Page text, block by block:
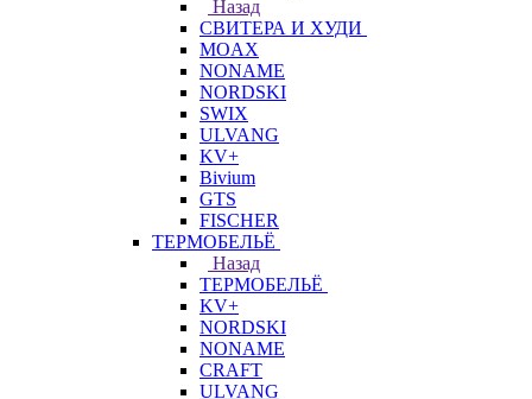
Назад
СВИТЕРА И ХУДИ
MOAX
NONAME
NORDSKI
SWIX
ULVANG
KV+
Bivium
GTS
FISCHER
ТЕРМОБЕЛЬЁ
Назад
ТЕРМОБЕЛЬЁ
KV+
NORDSKI
NONAME
CRAFT
ULVANG